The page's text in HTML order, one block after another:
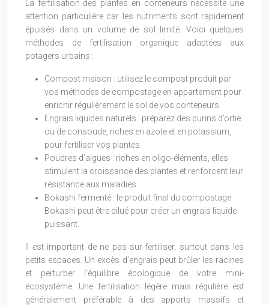
La fertilisation des plantes en conteneurs nécessite une
attention particulière car les nutriments sont rapidement
épuisés dans un volume de sol limité. Voici quelques
méthodes de fertilisation organique adaptées aux
potagers urbains :
Compost maison : utilisez le compost produit par
vos méthodes de compostage en appartement pour
enrichir régulièrement le sol de vos conteneurs.
Engrais liquides naturels : préparez des purins d’ortie
ou de consoude, riches en azote et en potassium,
pour fertiliser vos plantes.
Poudres d’algues : riches en oligo-éléments, elles
stimulent la croissance des plantes et renforcent leur
résistance aux maladies.
Bokashi fermenté : le produit final du compostage
Bokashi peut être dilué pour créer un engrais liquide
puissant.
Il est important de ne pas sur-fertiliser, surtout dans les
petits espaces. Un excès d’engrais peut brûler les racines
et perturber l’équilibre écologique de votre mini-
écosystème. Une fertilisation légère mais régulière est
généralement préférable à des apports massifs et